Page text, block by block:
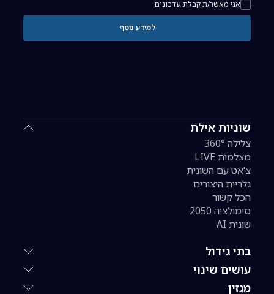
שוניות אילת
צלילה 360°
מצלמות LIVE
צ'אט עם השונית
גלריית היצורים
הכל קשור
סימולציה 2050
שונית AI
בתי גידול
עושים שינוי
מגזין
אני מאשר/ת קבלת עדכונים
למידע נוסף